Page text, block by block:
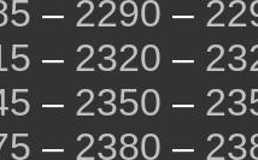
– 2290 –
– 2320 –
– 2350 –
– 2380 –